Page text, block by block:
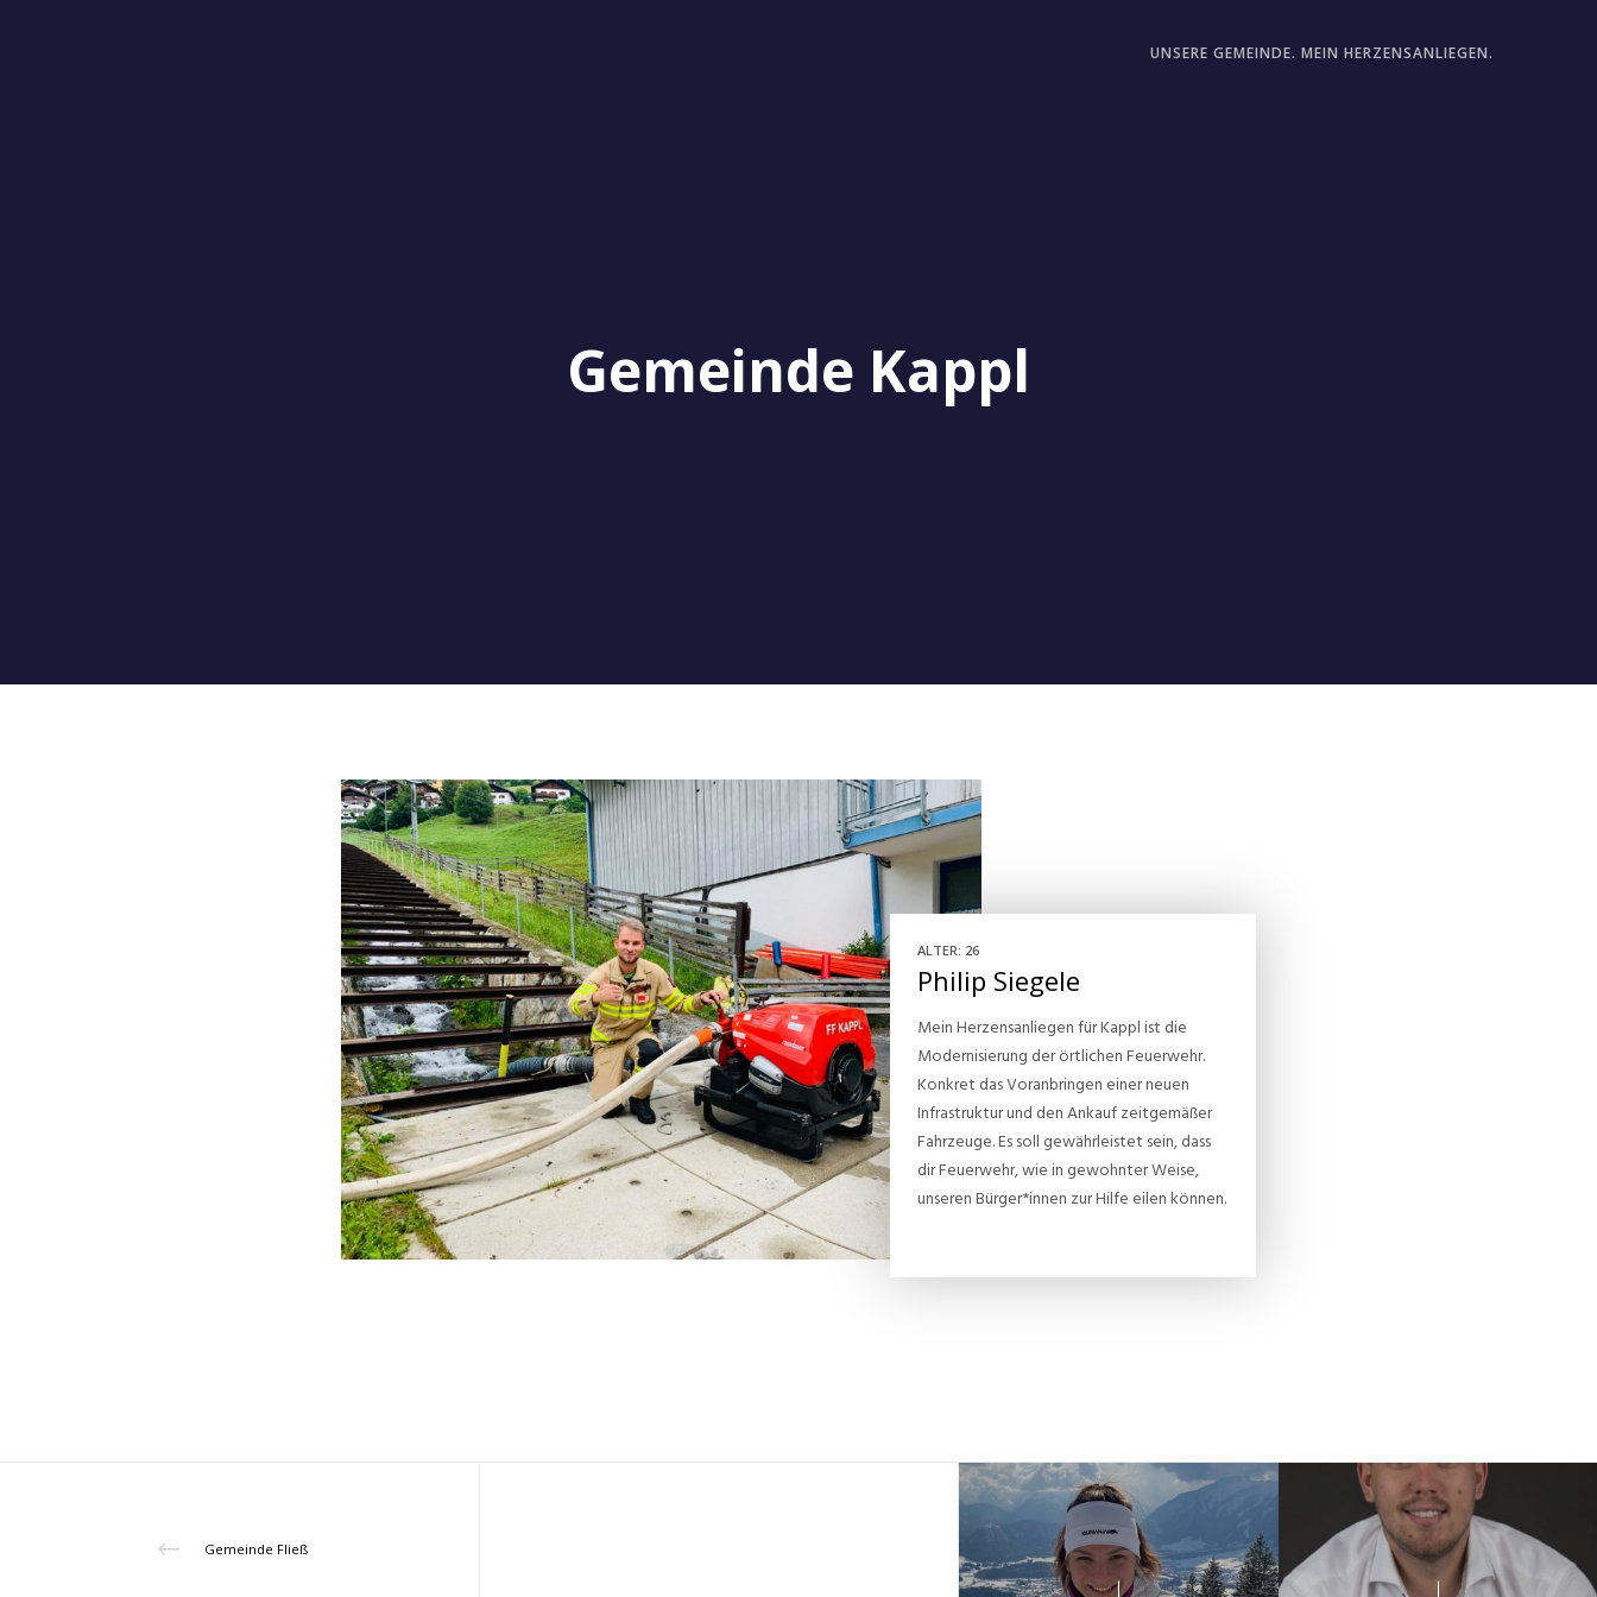
UNSERE GEMEINDE. MEIN HERZENSANLIEGEN.
Gemeinde Kappl
ALTER: 26
Philip Siegele
Mein Herzensanliegen für Kappl ist die
Modernisierung der örtlichen Feuerwehr.
Konkret das Voranbringen einer neuen
Infrastruktur und den Ankauf zeitgemäßer
Fahrzeuge. Es soll gewährleistet sein, dass
dir Feuerwehr, wie in gewohnter Weise,
unseren Bürger*innen zur Hilfe eilen können.
Gemeinde Fließ